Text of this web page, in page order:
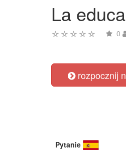
La
0
rozpocznij
Pytanie